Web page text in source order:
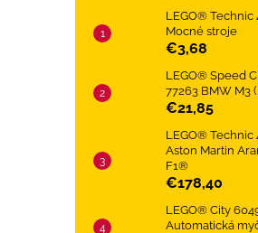
LEGO® Technic
Mocné stroje
€3,68
LEGO® Speed
77263 BMW M3
€21,85
LEGO® Technic
Aston Martin
F1®
€178,40
LEGO® City
Automatická